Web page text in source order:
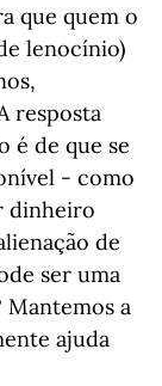
que quem o
lenocínio)
resposta
é de que se
- como
dinheiro
de
ser uma
Mantemos a
ajuda